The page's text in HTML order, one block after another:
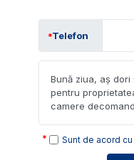
Telefon
Sunt de acord cu